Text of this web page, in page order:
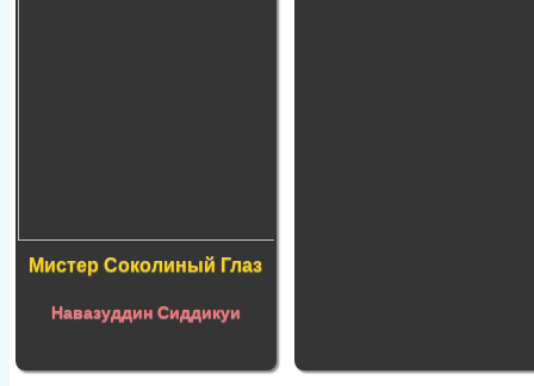
Мистер Соколиный Глаз
Навазуддин Сиддикуи